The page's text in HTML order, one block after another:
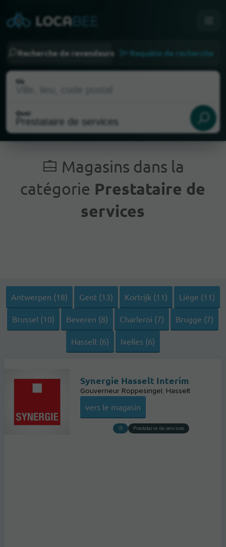
Recherche de revendeurs Requête de recherche
Où
Quoi
Emplacement actuel
Magasins dans la
catégorie Prestataire de
services
Antwerpen (18) Gent (13) Kortrijk (11) Liège (11)
Brussel (10) Beveren (8) Charleroi (7) Brugge (7)
Hasselt (6) Ixelles (6)
Synergie Hasselt Interim
Gouverneur Roppesingel Hasselt
vers le magasin
Prestataire de services